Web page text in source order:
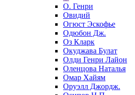
О. Генри
Овидий
Огюст Эскофье
Одюбон Дж.
Оз Кларк
Окуджава Булат
Олди Генри Лайон
Оленцова Наталья
Омар Хайям
Оруэлл Джордж.